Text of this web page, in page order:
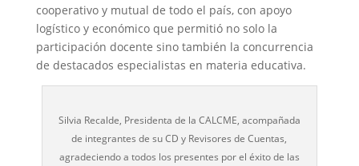
cooperativo y mutual de todo el país, con apoyo
logístico y económico que permitió no solo la
participación docente sino también la concurrencia
de destacados especialistas en materia educativa.
Silvia Recalde, Presidenta de la CALCME, acompañada
de integrantes de su CD y Revisores de Cuentas,
agradeciendo a todos los presentes por el éxito de las